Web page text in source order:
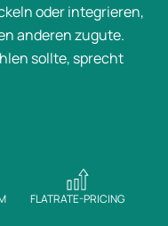
oder integrieren,
anderen zugute.
sollte, sprecht
FLATRATE-PRICING